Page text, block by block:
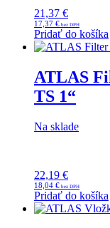
21,37 €
17,37 €
Pridať do košíka
ATLAS
TS 1“
Na sklade
22,19 €
18,04 €
Pridať do košíka